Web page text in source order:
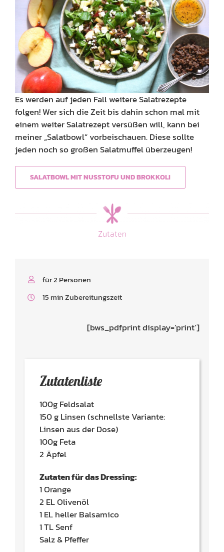
Es werden auf jeden Fall weitere Salatrezepte
folgen! Wer sich die Zeit bis dahin schon mal mit
einem weiter Salatrezept versüßen will, kann bei
meiner „Salatbowl“ vorbeischauen. Diese sollte
jeden noch so großen Salatmuffel überzeugen!
SALATBOWL MIT NUSSTOFU UND BROKKOLI
Zutaten
für 2 Personen
15 min Zubereitungszeit
[bws_pdfprint display=’print‘]
Zutatenliste
100g Feldsalat
150 g Linsen (schnellste Variante:
Linsen aus der Dose)
100g Feta
2 Äpfel
Zutaten für das Dressing:
1 Orange
2 EL Olivenöl
1 EL heller Balsamico
1 TL Senf
Salz & Pfeffer